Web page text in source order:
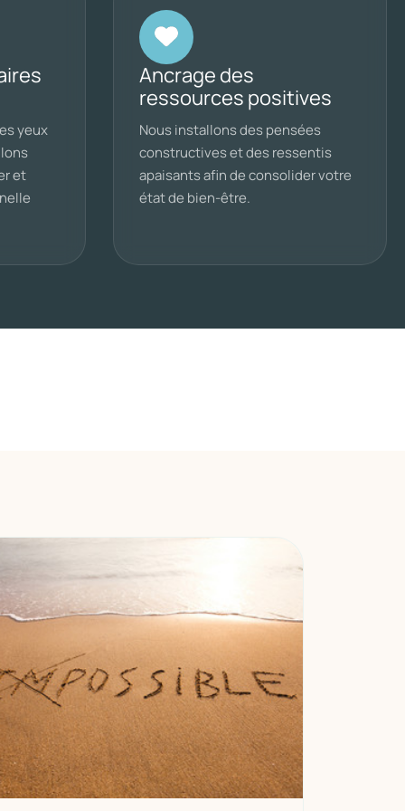
yeux
et
Ancrage des
ressources positives
Nous installons des pensées
constructives et des ressentis
apaisants afin de consolider votre
état de bien-être.